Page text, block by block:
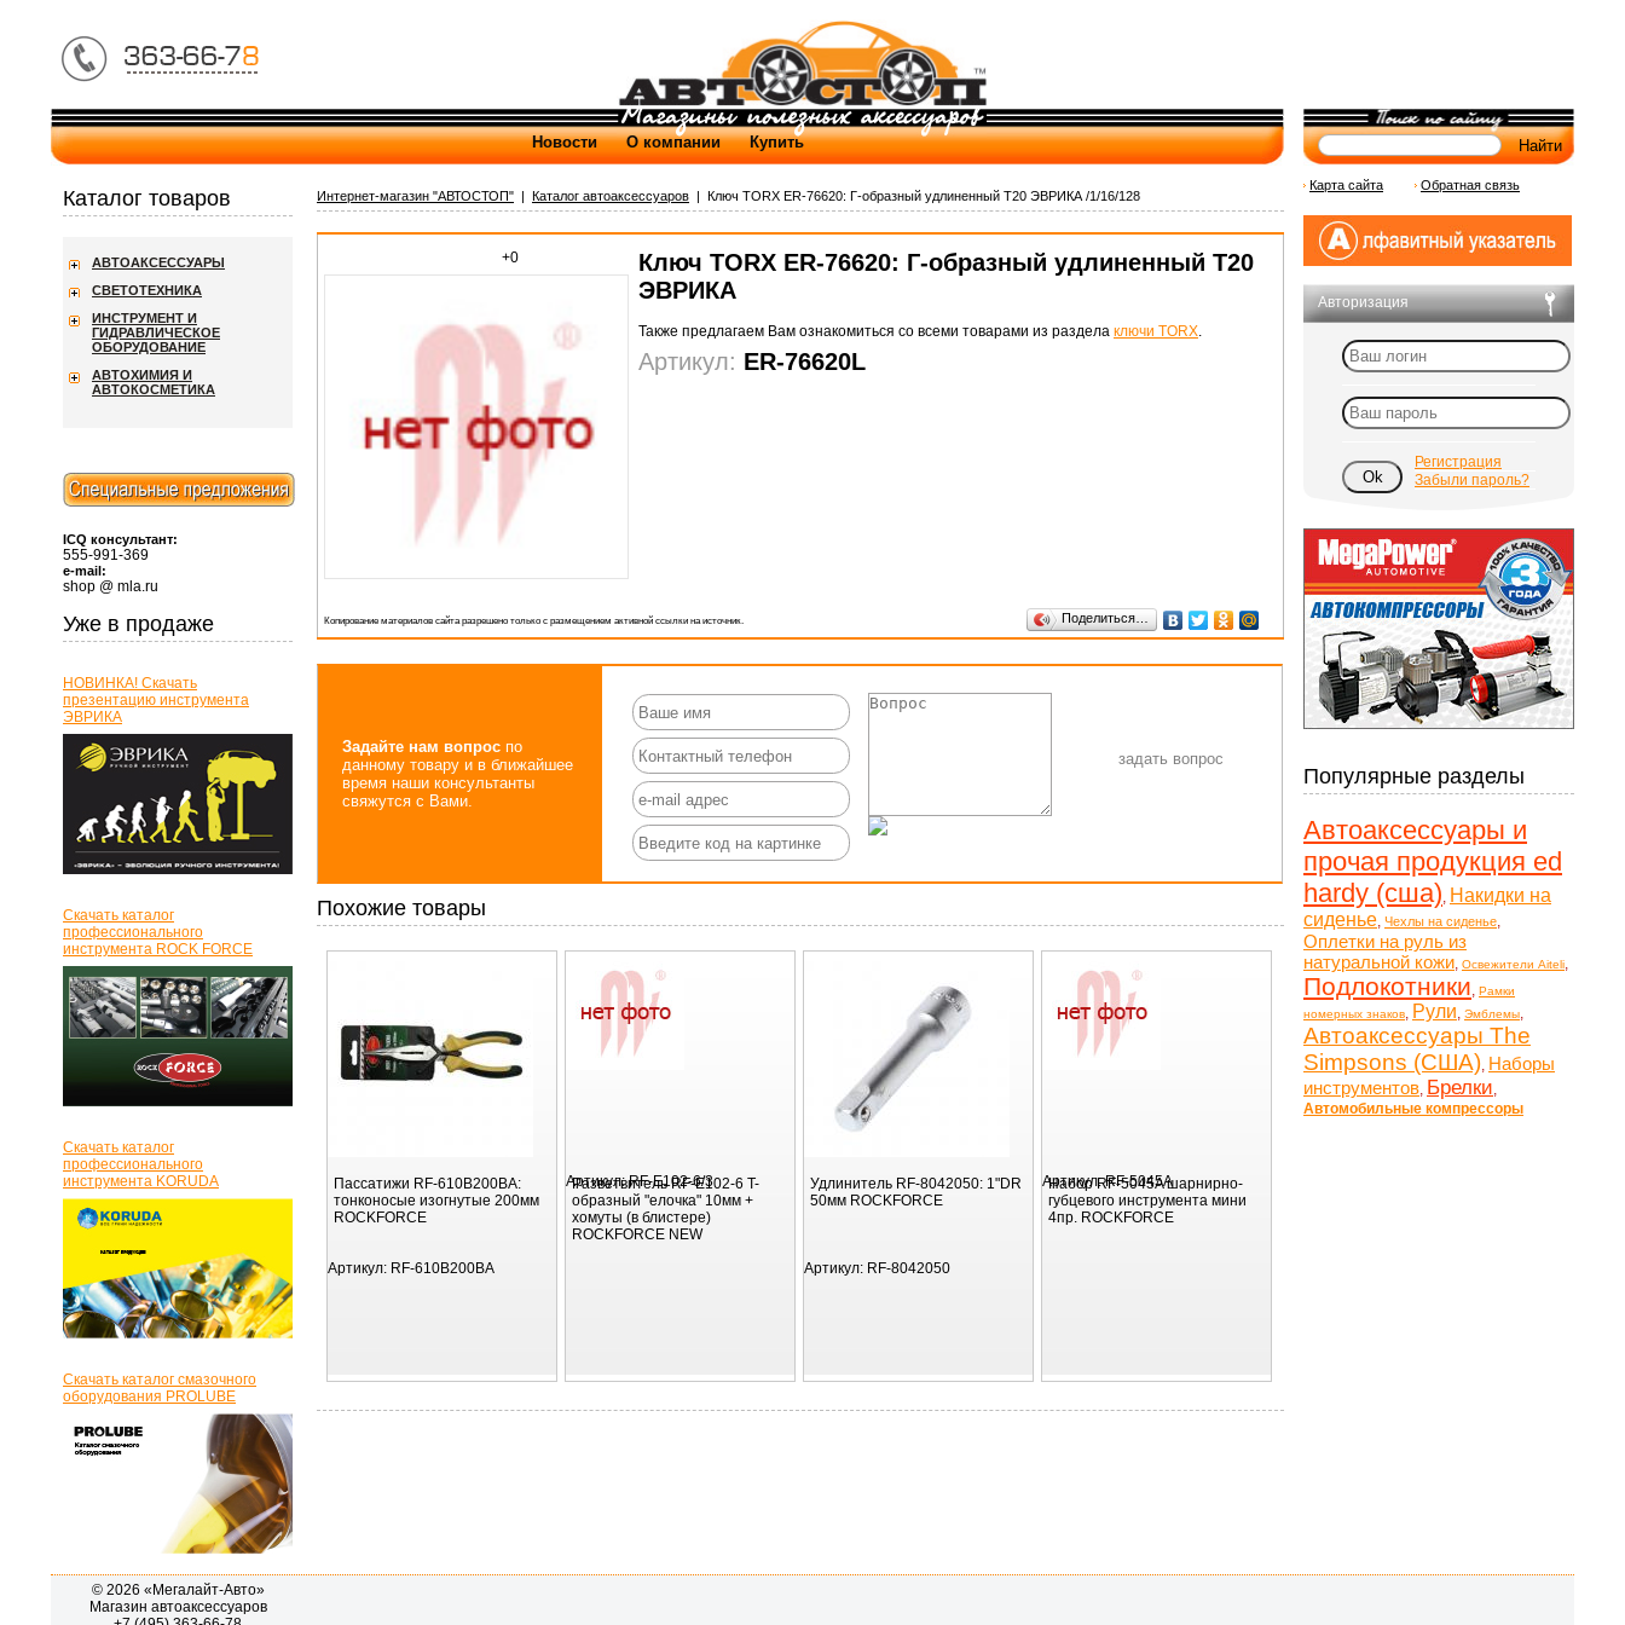
Новости О компании Купить
Интернет-магазин "АВТОСТОП" | Каталог автоаксессуаров | Ключ TORX ER-76620: Г-образный удлиненный T20 ЭВРИКА /1/16/128
+0
Ключ TORX ER-76620: Г-образный удлиненный T20
ЭВРИКА
Также предлагаем Вам ознакомиться со всеми товарами из раздела ключи TORX.
Артикул: ER-76620L
Копирование материалов сайта разрешено только с размещением активной ссылки на источник. Поделиться…
Задайте нам вопрос по
данному товару и в ближайшее
время наши консультанты
свяжутся с Вами.
Похожие товары
Пассатижи RF-610B200BA:
тонконосые изогнутые 200мм
ROCKFORCE
Артикул: RF-610B200BA
Разветвитель RF-E102-6 T-
образный "елочка" 10мм +
хомуты (в блистере)
ROCKFORCE NEW
Артикул:RF-E102-6/3
Удлинитель RF-8042050: 1"DR
50мм ROCKFORCE
Артикул: RF-8042050
Набор RF-5045A шарнирно-
губцевого инструмента мини
4пр. ROCKFORCE
Артикул:RF-5045A
Каталог товаров
АВТОАКСЕССУАРЫ
СВЕТОТЕХНИКА
ИНСТРУМЕНТ И
ГИДРАВЛИЧЕСКОЕ
ОБОРУДОВАНИЕ
АВТОХИМИЯ И
АВТОКОСМЕТИКА
ICQ консультант:
555-991-369
e-mail:
shop @ mla.ru
Уже в продаже
НОВИНКА! Скачать
презентацию инструмента
ЭВРИКА
Скачать каталог
профессионального
инструмента ROCK FORCE
Скачать каталог
профессионального
инструмента KORUDA
Скачать каталог смазочного
оборудования PROLUBE
Карта сайта Обратная связь
Авторизация
Регистрация
Забыли пароль?
Популярные разделы
Автоаксессуары и
прочая продукция ed
hardy (сша), Накидки на
сиденье, Чехлы на сиденье,
Оплетки на руль из
натуральной кожи, Освежители Aiteli,
Подлокотники, Рамки
номерных знаков, Рули, Эмблемы,
Автоаксессуары The
Simpsons (США), Наборы
инструментов, Брелки,
Автомобильные компрессоры
© 2026 «Мегалайт-Авто»
Магазин автоаксессуаров